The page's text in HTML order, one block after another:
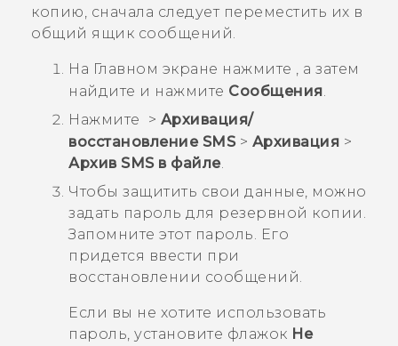
копию, сначала следует переместить их в
общий ящик сообщений.
На Главном экране нажмите
, а затем
найдите и нажмите Сообщения.
Нажмите
> Архивация/
восстановление SMS> Архивация >
Архив SMS в файле.
Чтобы защитить свои данные, можно
задать пароль для резервной копии.
Запомните этот пароль. Его
придется ввести при
восстановлении сообщений.
Если вы не хотите использовать
пароль, установите флажок Не